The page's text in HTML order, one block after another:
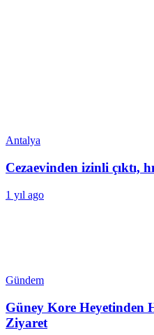
Antalya
Cezaevinden izinli çıktı,
1 yıl ago
Gündem
Güney Kore Heyetinden
Ziyaret